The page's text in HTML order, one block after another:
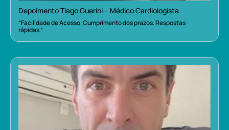
Depoimento Tiago Guerini – Médico Cardiologista
“Facilidade de Acesso. Cumprimento dos prazos. Respostas
rápidas.”